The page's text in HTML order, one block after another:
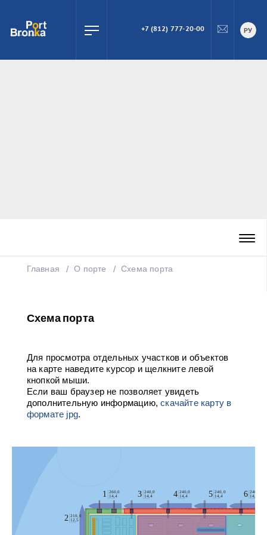
ПОИСК
+7 (812) 777-20-00 РУ
Главная О порте Схема порта
Схема порта
Для просмотра отдельных участков и объектов
на карте наведите курсор и щелкните левой
кнопкой мыши.
Если ваш браузер не позволяет увидеть
дополнительную информацию,скачайте карту в
формате jpg.
240,0
14,4
4
240,0
14,4
3
240,0
14,4
6
240,0
14,4
5
260,0
14,4
1
210,0
12,5
2